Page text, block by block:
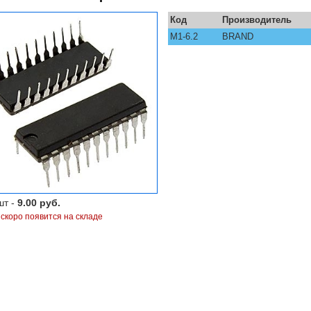
- 9.00 руб.
появится на складе
Код Производитель
M1-6.2
BRAND